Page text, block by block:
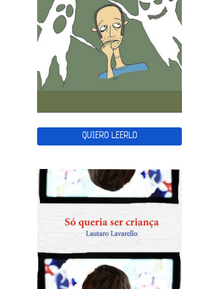
QUIERO LEERLO